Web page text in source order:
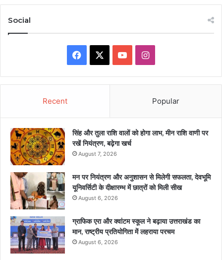
Social
Facebook YouTubeInstagram
Recent Popular
सिंह और तुला राशि वालों को होगा लाभ, मीन राशि वाणी पर
रखें नियंत्रण, बढ़ेगा खर्च
August 7, 2026
मन पर नियंत्रण और अनुशासन से मिलेगी सफलता, देवभूमि
यूनिवर्सिटी के दीक्षारम्भ में छात्रों को मिली सीख
August 6, 2026
ग्राफिक एरा और क्वांटम स्कूल ने बढ़ाया उत्तराखंड का
मान, राष्ट्रीय प्रतियोगिता में लहराया परचम
August 6, 2026